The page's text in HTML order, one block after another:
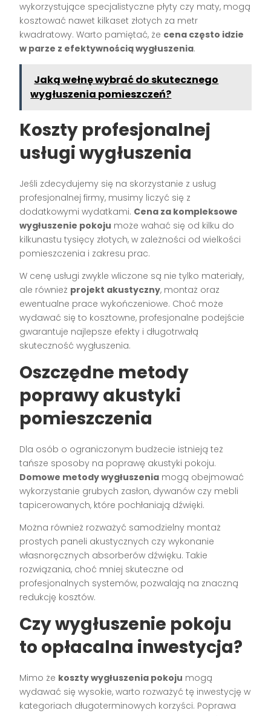
wykorzystujące specjalistyczne płyty czy maty, mogą
kosztować nawet kilkaset złotych za metr
kwadratowy. Warto pamiętać, że cena często idzie
w parze z efektywnością wygłuszenia.
Jaką wełnę wybrać do skutecznego
wygłuszenia pomieszczeń?
Koszty profesjonalnej
usługi wygłuszenia
Jeśli zdecydujemy się na skorzystanie z usług
profesjonalnej firmy, musimy liczyć się z
dodatkowymi wydatkami. Cena za kompleksowe
wygłuszenie pokoju może wahać się od kilku do
kilkunastu tysięcy złotych, w zależności od wielkości
pomieszczenia i zakresu prac.
W cenę usługi zwykle wliczone są nie tylko materiały,
ale również projekt akustyczny, montaż oraz
ewentualne prace wykończeniowe. Choć może
wydawać się to kosztowne, profesjonalne podejście
gwarantuje najlepsze efekty i długotrwałą
skuteczność wygłuszenia.
Oszczędne metody
poprawy akustyki
pomieszczenia
Dla osób o ograniczonym budżecie istnieją też
tańsze sposoby na poprawę akustyki pokoju.
Domowe metody wygłuszenia mogą obejmować
wykorzystanie grubych zasłon, dywanów czy mebli
tapicerowanych, które pochłaniają dźwięki.
Można również rozważyć samodzielny montaż
prostych paneli akustycznych czy wykonanie
własnoręcznych absorberów dźwięku. Takie
rozwiązania, choć mniej skuteczne od
profesjonalnych systemów, pozwalają na znaczną
redukcję kosztów.
Czy wygłuszenie pokoju
to opłacalna inwestycja?
Mimo że koszty wygłuszenia pokoju mogą
wydawać się wysokie, warto rozważyć tę inwestycję w
kategoriach długoterminowych korzyści. Poprawa